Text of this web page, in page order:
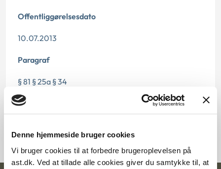
Denne hjemmeside bruger cookies
Vi bruger cookies til at forbedre brugeroplevelsen på
ast.dk. Ved at tillade alle cookies giver du samtykke til, at
Offentliggørelsesdato
10.07.2013
Paragraf
§ 81 § 25a § 34
Journalnummer